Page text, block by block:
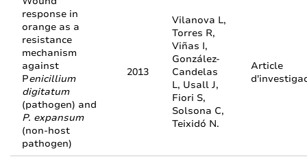
response in
orange as a
resistance
mechanism
against
Penicillium
digitatum
(pathogen) and
P. expansum
(non-host
pathogen)
2013
Vilanova L,
Torres R,
Viñas I,
González-
Candelas
L, Usall J,
Fiori S,
Solsona C,
Teixidó N.
Article